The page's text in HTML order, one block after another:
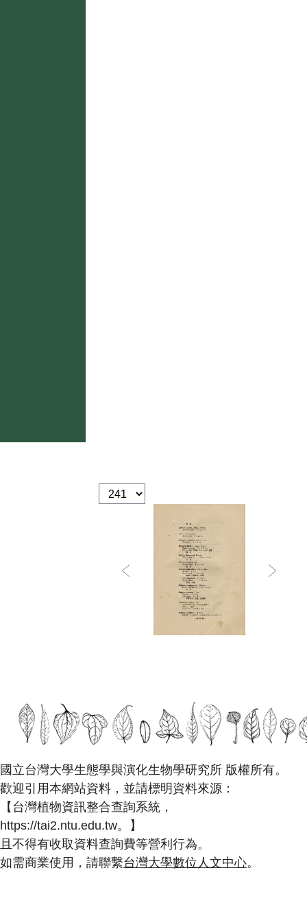
國立台灣大學生態學與演化生物學研究所 版權所有。
歡迎引用本網站資料，並請標明資料來源：
【台灣植物資訊整合查詢系統，
https://tai2.ntu.edu.tw。】
且不得有收取資料查詢費等營利行為。
如需商業使用，請聯繫台灣大學數位人文中心。